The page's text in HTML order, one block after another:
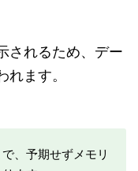
されるため、デー
ます。
、予期せずメモリ